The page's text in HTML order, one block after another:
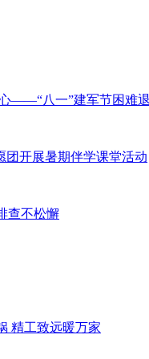
——“八一”建军节困难
团开展暑期伴学课堂活动
查不松懈
精工致远暖万家